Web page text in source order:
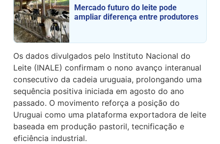
Mercado futuro do leite pode
ampliar diferença entre produtores
Os dados divulgados pelo Instituto Nacional do
Leite (INALE) confirmam o nono avanço interanual
consecutivo da cadeia uruguaia, prolongando uma
sequência positiva iniciada em agosto do ano
passado. O movimento reforça a posição do
Uruguai como uma plataforma exportadora de leite
baseada em produção pastoril, tecnificação e
eficiência industrial.